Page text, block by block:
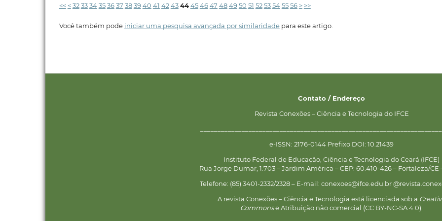
<< <323334353637 383940 41 424344454647 484950 51 5253545556 > >>
Você também pode iniciar uma pesquisa avançada por similaridadepara este artigo.
Contato / Endereço
Revista Conexões – Ciência e Tecnologia do IFCE
e-ISSN: 2176-0144 Prefixo DOI: 10.21439
Instituto Federal de Educação, Ciência e Tecnologia do Ceará (IFCE)
Rua Jorge Dumar, 1.703 – Jardim América – CEP: 60.410-426 – Fortaleza/CE
Telefone: (85) 3401-2332/2328 – E-mail: conexoes@ifce.edu.br
A revista Conexões – Ciência e Tecnologia está licenciada sob a
Commonse Atribuição não comercial (CC BY-NC-SA 4.0).